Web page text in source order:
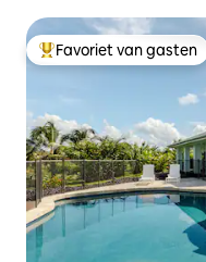
Topfavoriet van gasten
Favoriet van gasten